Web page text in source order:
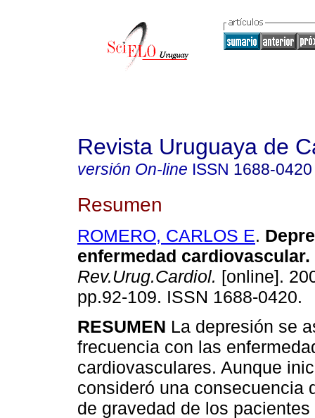
Revista Uruguaya de
versión On-line ISSN 1688-0420
Resumen
ROMERO, CARLOS E.
enfermedad cardiovascular.
Rev.Urug.Cardiol. [online].
pp.92-109. ISSN 1688-0420.
RESUMEN La depresión se
frecuencia con las
cardiovasculares. Aunque
consideró una consecuencia
de gravedad de los pacientes